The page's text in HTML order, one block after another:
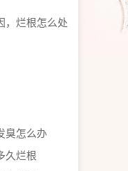
，烂根怎么处
臭怎么办
久烂根